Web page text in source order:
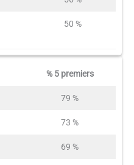
50 %
% 5 premiers
79 %
73 %
69 %